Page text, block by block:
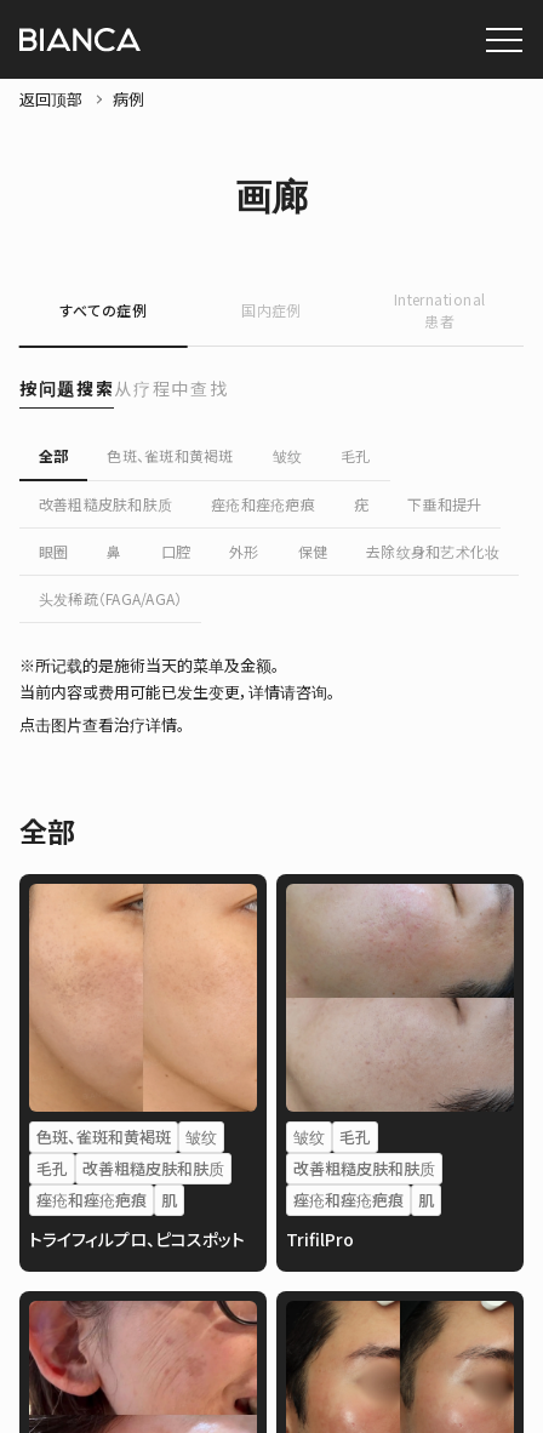
返回顶部 病例
画廊
すべての症例 国内症例
International
患者
按问题搜索从疗程中查找
全部 色斑、雀斑和黄褐斑 皱纹 毛孔
改善粗糙皮肤和肤质 痤疮和痤疮疤痕 疣 下垂和提升
眼圈 鼻 口腔 外形 保健 去除纹身和艺术化妆
头发稀疏（FAGA/AGA）
※所记载的是施術当天的菜单及金额。
当前内容或费用可能已发生变更，详情请咨询。
点击图片查看治疗详情。
全部
色斑、雀斑和黄褐斑
皱纹
毛孔
改善粗糙皮肤和肤质
痤疮和痤疮疤痕
肌
トライフィルプロ、ピコスポット
皱纹
毛孔
改善粗糙皮肤和肤质
痤疮和痤疮疤痕
肌
TrifilPro